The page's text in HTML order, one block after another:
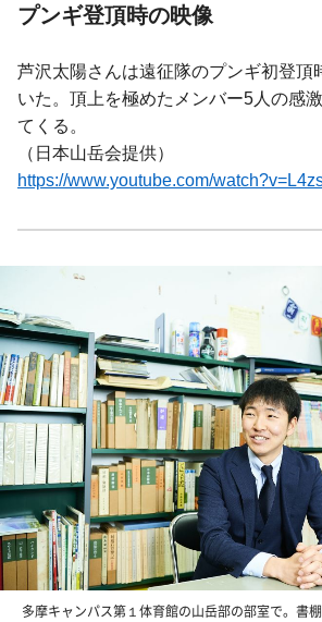
プンギ登頂時の映像
芦沢太陽さんは遠征隊のプンギ初登頂
いた。頂上を極めたメンバー5人の感
てくる。
（日本山岳会提供）
https://www.youtube.com/
多摩キャンパス第１体育館の山岳部の部室で。書